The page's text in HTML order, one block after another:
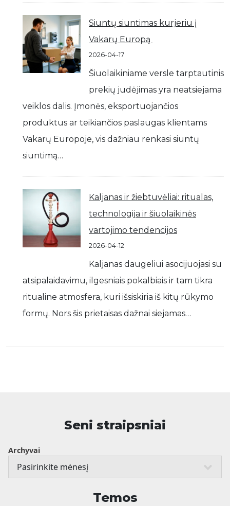
Siuntų siuntimas kurjeriu į
Vakarų Europą
2026-04-17
Šiuolaikiniame versle tarptautinis
prekių judėjimas yra neatsiejama
veiklos dalis. Įmonės, eksportuojančios
produktus ar teikiančios paslaugas klientams
Vakarų Europoje, vis dažniau renkasi siuntų
siuntimą…
Kaljanas ir žiebtuvėliai: ritualas,
technologija ir šiuolaikinės
vartojimo tendencijos
2026-04-12
Kaljanas daugeliui asocijuojasi su
atsipalaidavimu, ilgesniais pokalbiais ir tam tikra
ritualine atmosfera, kuri išsiskiria iš kitų rūkymo
formų. Nors šis prietaisas dažnai siejamas…
Seni straipsniai
Archyvai
Temos